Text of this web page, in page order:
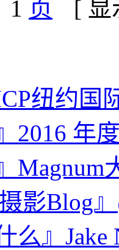
1 [
纽约国
2016 年
摄影Blog
么』